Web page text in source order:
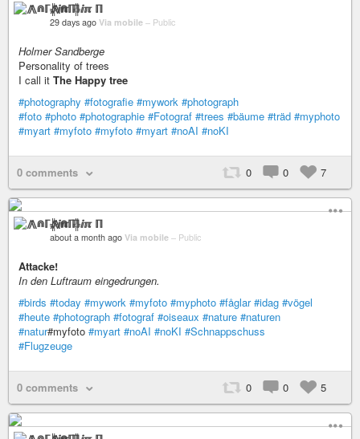
⨇⋒ℾ╬ⅈℼ ℿ
29 days ago Via mobile – Public
Holmer Sandberge
Personality of trees
I call it The Happy tree
#photography #fotografie #mywork #photograph
#foto #photo #photographie #Fotograf #trees #bäume #träd #myphoto
#myart #myfoto #myfoto #myart #noAI #noKI
0 comments 0 0 7
⨇⋒ℾ╬ⅈℼ ℿ
about a month ago Via mobile – Public
Attacke!
In den Luftraum eingedrungen.
#birds #today #mywork #myfoto #myphoto #fåglar #idag #vögel
#heute #photograph #fotograf #oiseaux #nature #naturen
#natur#myfoto #myart #noAI #noKI #Schnappschuss
#Flugzeuge
0 comments 0 0 5